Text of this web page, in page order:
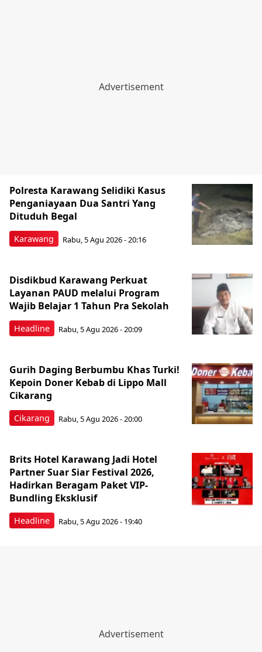
Karawang
Polresta Karawang Selidiki Kasus
Penganiayaan Dua Santri Yang
Dituduh Begal
Rabu, 5 Agu 2026 - 20:16
Headline
Disdikbud Karawang Perkuat
Layanan PAUD melalui Program
Wajib Belajar 1 Tahun Pra Sekolah
Rabu, 5 Agu 2026 - 20:09
Cikarang
Gurih Daging Berbumbu Khas Turki!
Kepoin Doner Kebab di Lippo Mall
Cikarang
Rabu, 5 Agu 2026 - 20:00
Headline
Brits Hotel Karawang Jadi Hotel
Partner Suar Siar Festival 2026,
Hadirkan Beragam Paket VIP-
Bundling Eksklusif
Rabu, 5 Agu 2026 - 19:40